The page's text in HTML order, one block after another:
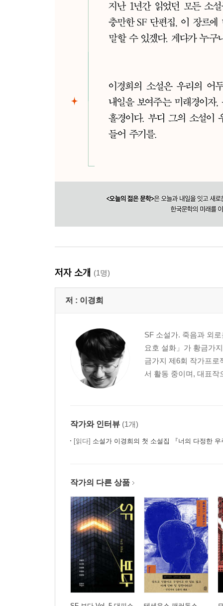
저자 소개 (1명)
저 : 이경희
SF 소설가. 죽음과 외
요호 설화」가 황금가
금가지 제6회 작가프로
서 활동 중이며, 대표작
작가와 인터뷰 (1개)
[읽다] 소설가 이경희의 첫 소설집 『너의 다정한
작가의 다른 상품